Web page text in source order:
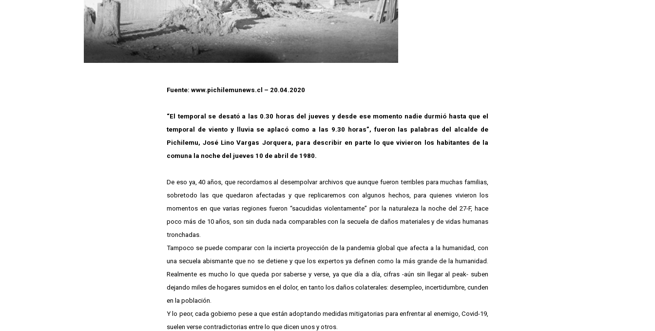
Fuente: www.pichilemunews.cl – 20.04.2020
“El temporal se desató a las 0.30 horas del jueves y desde ese momento nadie durmió hasta que el
temporal de viento y lluvia se aplacó como a las 9.30 horas”, fueron las palabras del alcalde de
Pichilemu, José Lino Vargas Jorquera, para describir en parte lo que vivieron los habitantes de la
comuna la noche del jueves 10 de abril de 1980.
De eso ya, 40 años, que recordamos al desempolvar archivos que aunque fueron terribles para muchas familias,
sobretodo las que quedaron afectadas y que replicaremos con algunos hechos, para quienes vivieron los
momentos en que varias regiones fueron “sacudidas violentamente” por la naturaleza la noche del 27-F, hace
poco más de 10 años, son sin duda nada comparables con la secuela de daños materiales y de vidas humanas
tronchadas.
Tampoco se puede comparar con la incierta proyección de la pandemia global que afecta a la humanidad, con
una secuela abismante que no se detiene y que los expertos ya definen como la más grande de la humanidad.
Realmente es mucho lo que queda por saberse y verse, ya que día a día, cifras -aún sin llegar al peak- suben
dejando miles de hogares sumidos en el dolor, en tanto los daños colaterales: desempleo, incertidumbre, cunden
en la población.
Y lo peor, cada gobierno pese a que están adoptando medidas mitigatorias para enfrentar al enemigo, Covid-19,
suelen verse contradictorias entre lo que dicen unos y otros.